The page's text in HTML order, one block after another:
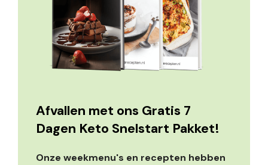
Afvallen met ons Gratis 7
Dagen Keto Snelstart Pakket!
Onze weekmenu's en recepten hebben